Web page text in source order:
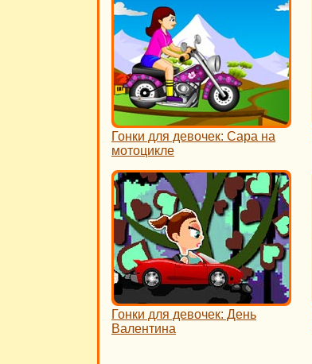
Гонки для девочек: Сара на
мотоцикле
Гонки для девочек: День
Валентина